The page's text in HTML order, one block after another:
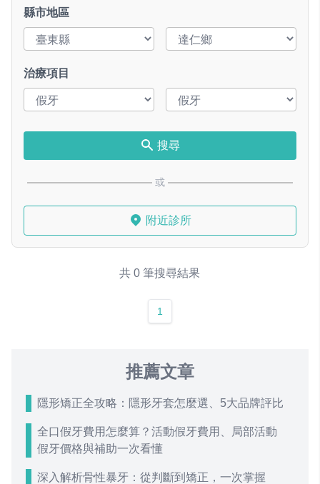
縣市地區
治療項目
搜尋
或
附近診所
共 0 筆搜尋結果
1
推薦文章
隱形矯正全攻略：隱形牙套怎麼選、5大品牌評比
全口假牙費用怎麼算？活動假牙費用、局部活動
假牙價格與補助一次看懂
深入解析骨性暴牙：從判斷到矯正，一次掌握